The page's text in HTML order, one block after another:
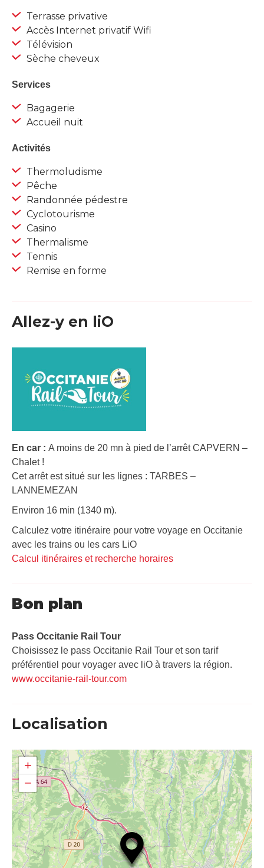
Terrasse privative
Accès Internet privatif Wifi
Télévision
Sèche cheveux
Services
Bagagerie
Accueil nuit
Activités
Thermoludisme
Pêche
Randonnée pédestre
Cyclotourisme
Casino
Thermalisme
Tennis
Remise en forme
Allez-y en liO
En car : A moins de 20 mn à pied de l’arrêt CAPVERN –
Chalet !
Cet arrêt est situé sur les lignes : TARBES –
LANNEMEZAN
Environ 16 min (1340 m).
Calculez votre itinéraire pour votre voyage en Occitanie
avec les trains ou les cars LiO
Calcul itinéraires et recherche horaires
Bon plan
Pass Occitanie Rail Tour​
Choisissez le pass Occitanie Rail Tour et son tarif
préférentiel pour voyager avec liO à travers la région.
www.occitanie-rail-tour.com
Localisation
+
−